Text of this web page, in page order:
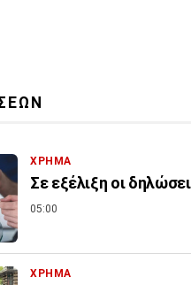
ΧΡΗΜΑ
Σε εξέλιξη οι
05:00
ΧΡΗΜΑ